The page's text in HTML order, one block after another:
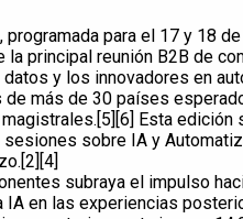
programada para el 17 y 18
la principal reunión B2B de
y los innovadores en
más de 30 países
Esta edición
sobre IA y
subraya el impulso
IA en las experiencias